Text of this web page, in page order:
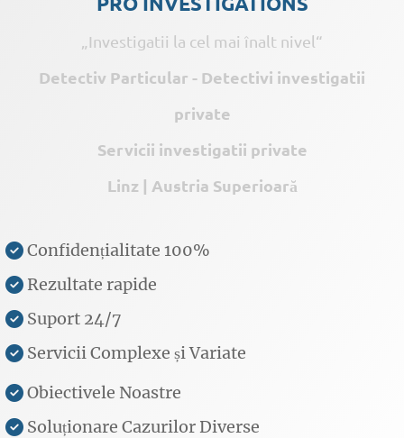
„Investigatii la cel mai înalt nivel“
Detectiv Particular - Detectivi investigatii
private
Servicii investigatii private
Linz | Austria Superioară
Confidențialitate 100%
Rezultate rapide
Suport 24/7
Servicii Complexe și Variate
Obiectivele Noastre
Soluționare Cazurilor Diverse